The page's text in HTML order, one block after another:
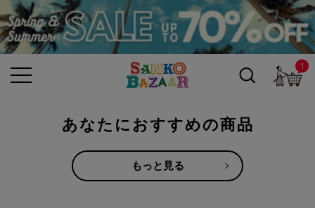
1
あなたにおすすめの商品
もっと見る